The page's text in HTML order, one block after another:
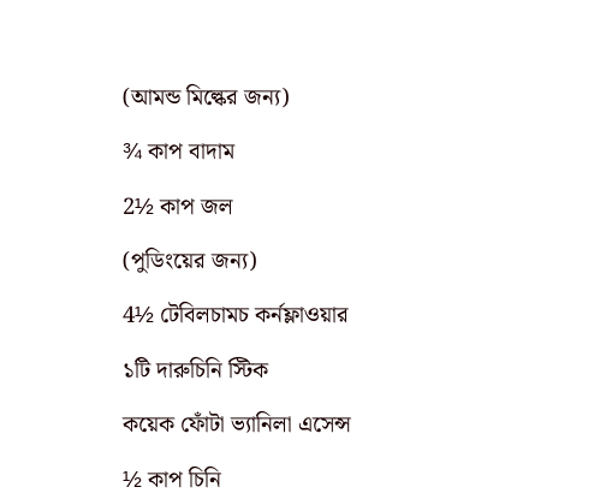
(আমন্ড মিল্কের জন্য)
¾ কাপ বাদাম
2½ কাপ জল
(পুডিংয়ের জন্য)
4½ টেবিলচামচ কর্নফ্লাওয়ার
১টি দারুচিনি স্টিক
কয়েক ফোঁটা ভ্যানিলা এসেন্স
½ কাপ চিনি